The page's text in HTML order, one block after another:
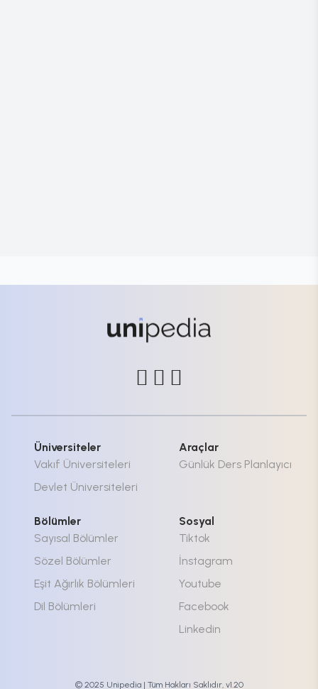
Üniversiteler
Vakıf Üniversiteleri
Devlet Üniversiteleri
Araçlar
Günlük Ders Planlayıcı
Bölümler
Sayısal Bölümler
Sözel Bölümler
Eşit Ağırlık Bölümleri
Dil Bölümleri
Sosyal
Tiktok
İnstagram
Youtube
Facebook
Linkedin
© 2025 Unipedia | Tüm Hakları Saklıdır, v1.20